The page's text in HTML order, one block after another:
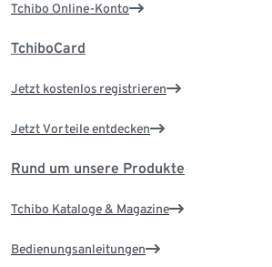
Tchibo Online-Konto
TchiboCard
Jetzt kostenlos registrieren
Jetzt Vorteile entdecken
Rund um unsere Produkte
Tchibo Kataloge & Magazine
Bedienungsanleitungen